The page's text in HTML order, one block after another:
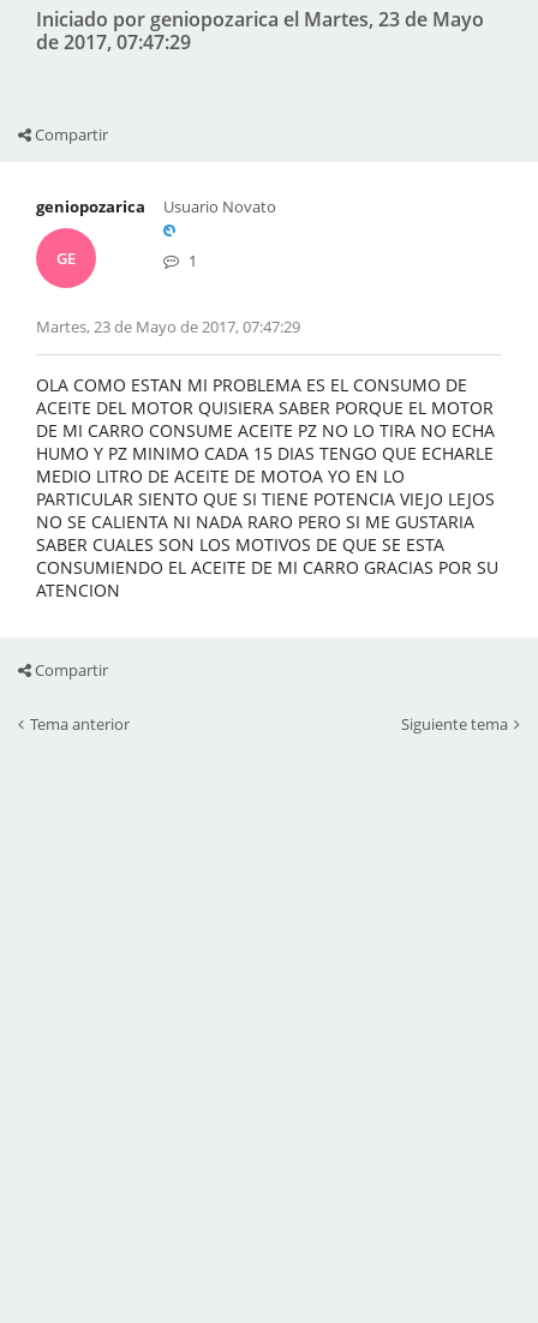
Iniciado por geniopozarica el Martes, 23 de Mayo
de 2017, 07:47:29
Compartir
geniopozarica
GE
Usuario Novato
1
Martes, 23 de Mayo de 2017, 07:47:29
OLA COMO ESTAN MI PROBLEMA ES EL CONSUMO DE
ACEITE DEL MOTOR QUISIERA SABER PORQUE EL MOTOR
DE MI CARRO CONSUME ACEITE PZ NO LO TIRA NO ECHA
HUMO Y PZ MINIMO CADA 15 DIAS TENGO QUE ECHARLE
MEDIO LITRO DE ACEITE DE MOTOA YO EN LO
PARTICULAR SIENTO QUE SI TIENE POTENCIA VIEJO LEJOS
NO SE CALIENTA NI NADA RARO PERO SI ME GUSTARIA
SABER CUALES SON LOS MOTIVOS DE QUE SE ESTA
CONSUMIENDO EL ACEITE DE MI CARRO GRACIAS POR SU
ATENCION
Compartir
Tema anterior Siguiente tema